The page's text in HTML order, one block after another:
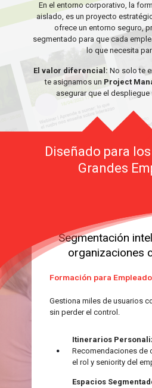
En el entorno corporativo, la
aislado, es un proyecto
ofrece un entorno seguro,
segmentado para que cada
lo que necesita
El valor diferencial: No solo te
te asignamos un Project
asegurar que el despliegue
Diseñado para
Grandes
Segmentación
organizaciones
Formación para
Gestiona miles de usuarios
sin perder el control.
Itinerarios
Recomendaciones de
el rol y seniority del
Espacios